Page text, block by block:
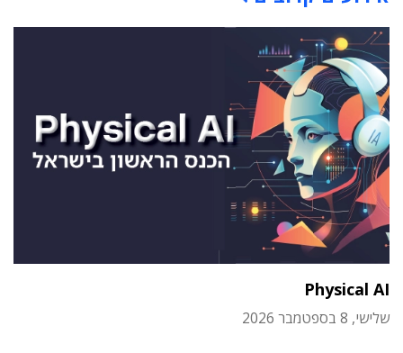
Physical AI
שלישי, 8 בספטמבר 2026